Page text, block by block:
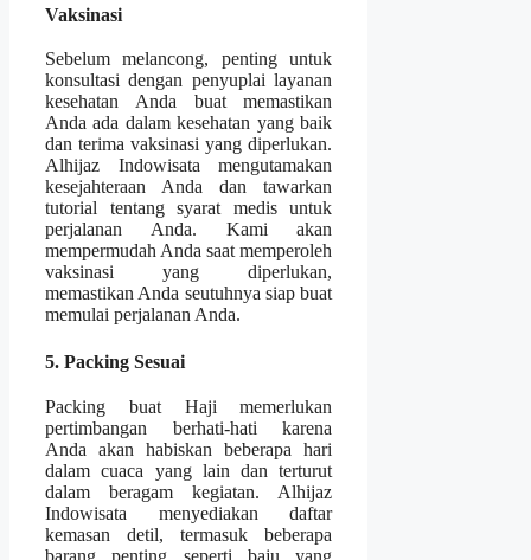
Vaksinasi
Sebelum melancong, penting untuk
konsultasi dengan penyuplai layanan
kesehatan Anda buat memastikan
Anda ada dalam kesehatan yang baik
dan terima vaksinasi yang diperlukan.
Alhijaz Indowisata mengutamakan
kesejahteraan Anda dan tawarkan
tutorial tentang syarat medis untuk
perjalanan Anda. Kami akan
mempermudah Anda saat memperoleh
vaksinasi yang diperlukan,
memastikan Anda seutuhnya siap buat
memulai perjalanan Anda.
5. Packing Sesuai
Packing buat Haji memerlukan
pertimbangan berhati-hati karena
Anda akan habiskan beberapa hari
dalam cuaca yang lain dan terturut
dalam beragam kegiatan. Alhijaz
Indowisata menyediakan daftar
kemasan detil, termasuk beberapa
barang penting seperti baju yang